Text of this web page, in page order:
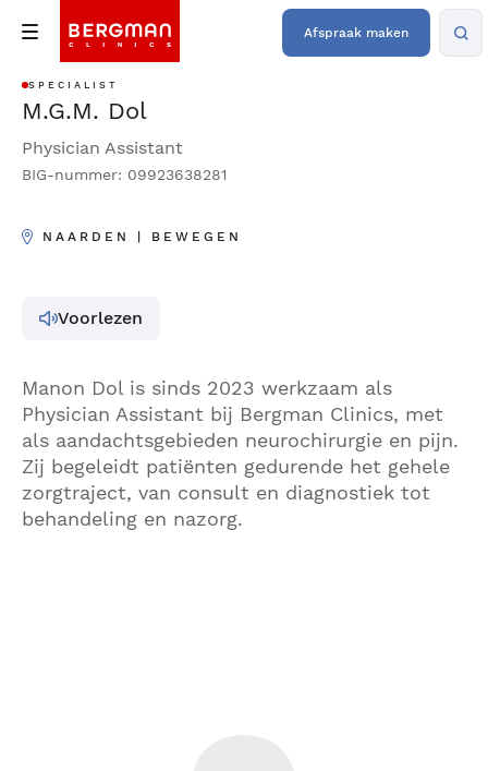
Afspraak maken
SPECIALIST
M.G.M. Dol
Physician Assistant
BIG-nummer: 09923638281
NAARDEN | BEWEGEN
Voorlezen
Manon Dol is sinds 2023 werkzaam als
Physician Assistant bij Bergman Clinics, met
als aandachtsgebieden neurochirurgie en pijn.
Zij begeleidt patiënten gedurende het gehele
zorgtraject, van consult en diagnostiek tot
behandeling en nazorg.